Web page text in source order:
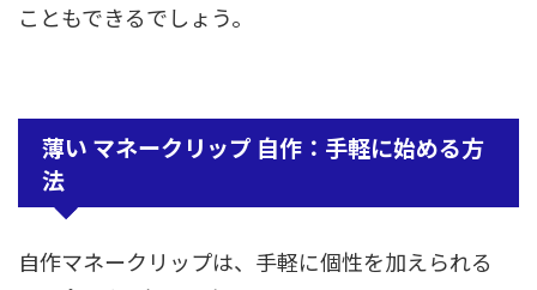
こともできるでしょう。
薄い マネークリップ 自作：手軽に始める方
法
自作マネークリップは、手軽に個性を加えられる